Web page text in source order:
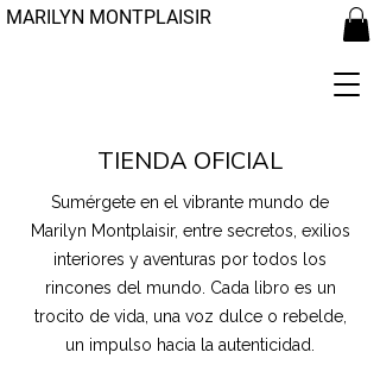
MARILYN MONTPLAISIR
TIENDA OFICIAL
Sumérgete en el vibrante mundo de
Marilyn Montplaisir, entre secretos, exilios
interiores y aventuras por todos los
rincones del mundo. Cada libro es un
trocito de vida, una voz dulce o rebelde,
un impulso hacia la autenticidad.